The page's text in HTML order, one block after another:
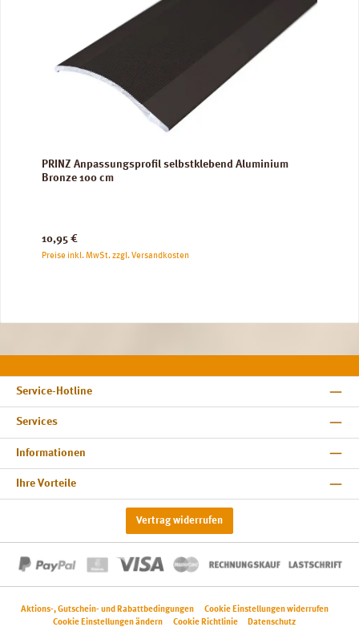
PRINZ Anpassungsprofil selbstklebend Aluminium
Bronze 100 cm
Regulärer Preis:
10,95 €
Preise inkl. MwSt. zzgl. Versandkosten
Service-Hotline
Services
Informationen
Ihre Vorteile
Vertrag widerrufen
Aktions-, Gutschein- und Rabattbedingungen
Cookie Einstellungen widerrufen
Cookie Einstellungen ändern
Cookie Richtlinie Datenschutz